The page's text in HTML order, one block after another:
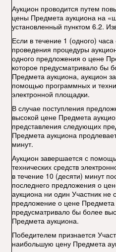
Аукцион проводится путем
цены Предмета аукциона на
установленный пунктом 6.2.
Если в течение 1 (одного)
проведения процедуры
одного предложения о цене
которое предусматривало бы
Предмета аукциона, аукцион
помощью программных и
электронной площадки.
В случае поступления
высокой цене Предмета
представления следующих
Предмета аукциона
минут.
Аукцион завершается с
технических средств
в течение 10 (десяти) минут
последнего предложения о
аукциона ни один Участник не
предложение о цене Предмета
предусматривало бы более
Предмета аукциона.
Победителем признается
наибольшую цену Предмета